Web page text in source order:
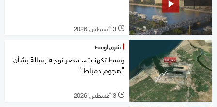
l 3 أغسطس 2026
شرق أوسط
وسط تكهنات.. مصر توجه رسالة بشأن
"هجوم دمياط"
l 3 أغسطس 2026